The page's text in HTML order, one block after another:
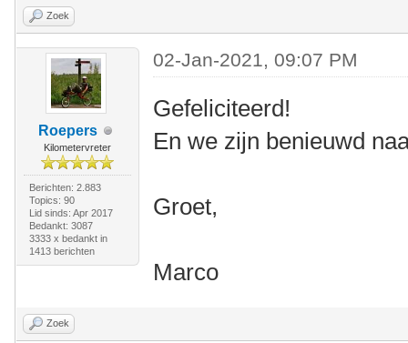
Zoek
Roepers
Kilometervreter
Berichten: 2.883
Topics: 90
Lid sinds: Apr 2017
Bedankt: 3087
3333 x bedankt in
1413 berichten
02-Jan-2021, 09:07 PM
Gefeliciteerd!
En we zijn benieuwd
Groet,
Marco
Zoek